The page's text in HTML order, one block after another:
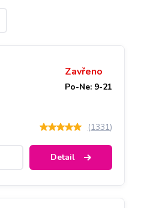
Zavřeno
Po-Ne: 9-21
(1331)
Detail